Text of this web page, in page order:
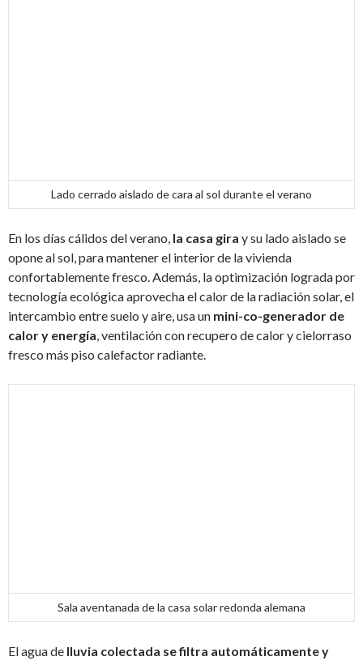
Lado cerrado aislado de cara al sol durante el verano
En los días cálidos del verano, la casa gira y su lado aislado se
opone al sol, para mantener el interior de la vivienda
confortablemente fresco. Además, la optimización lograda por
tecnología ecológica aprovecha el calor de la radiación solar, el
intercambio entre suelo y aire, usa un mini-co-generador de
calor y energía, ventilación con recupero de calor y cielorraso
fresco más piso calefactor radiante.
Sala aventanada de la casa solar redonda alemana
El agua de lluvia colectada se filtra automáticamente y